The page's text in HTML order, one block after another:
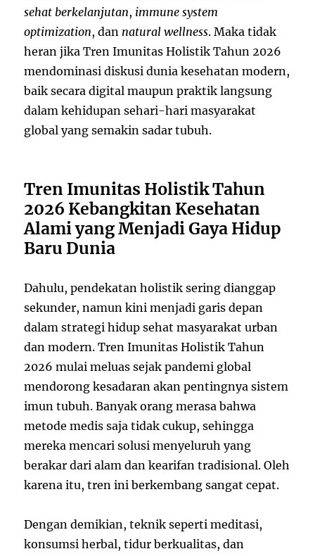
sehat berkelanjutan, immune system
optimization, dan natural wellness. Maka tidak
heran jika Tren Imunitas Holistik Tahun 2026
mendominasi diskusi dunia kesehatan modern,
baik secara digital maupun praktik langsung
dalam kehidupan sehari-hari masyarakat
global yang semakin sadar tubuh.
Tren Imunitas Holistik Tahun
2026 Kebangkitan Kesehatan
Alami yang Menjadi Gaya Hidup
Baru Dunia
Dahulu, pendekatan holistik sering dianggap
sekunder, namun kini menjadi garis depan
dalam strategi hidup sehat masyarakat urban
dan modern. Tren Imunitas Holistik Tahun
2026 mulai meluas sejak pandemi global
mendorong kesadaran akan pentingnya sistem
imun tubuh. Banyak orang merasa bahwa
metode medis saja tidak cukup, sehingga
mereka mencari solusi menyeluruh yang
berakar dari alam dan kearifan tradisional. Oleh
karena itu, tren ini berkembang sangat cepat.
Dengan demikian, teknik seperti meditasi,
konsumsi herbal, tidur berkualitas, dan